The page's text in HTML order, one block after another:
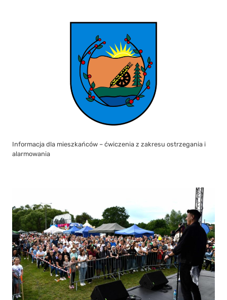
Informacja dla mieszkańców – ćwiczenia z zakresu ostrzegania i
alarmowania